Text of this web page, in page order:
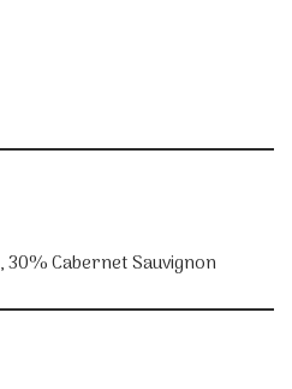
Cabernet Sauvignon